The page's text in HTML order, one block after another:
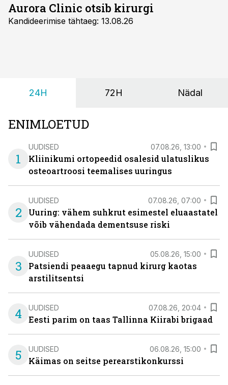
Aurora Clinic otsib kirurgi
Kandideerimise tähtaeg: 13.08.26
24H 72H Nädal
ENIMLOETUD
1
UUDISED 07.08.26, 13:00
Kliinikumi ortopeedid osalesid ulatuslikus
osteoartroosi teemalises uuringus
2
UUDISED 07.08.26, 07:00
Uuring: vähem suhkrut esimestel eluaastatel
võib vähendada dementsuse riski
3
UUDISED 05.08.26, 15:00
Patsiendi peaaegu tapnud kirurg kaotas
arstilitsentsi
4 UUDISED 07.08.26, 20:04
Eesti parim on taas Tallinna Kiirabi brigaad
5 UUDISED 06.08.26, 15:00
Käimas on seitse perearstikonkurssi